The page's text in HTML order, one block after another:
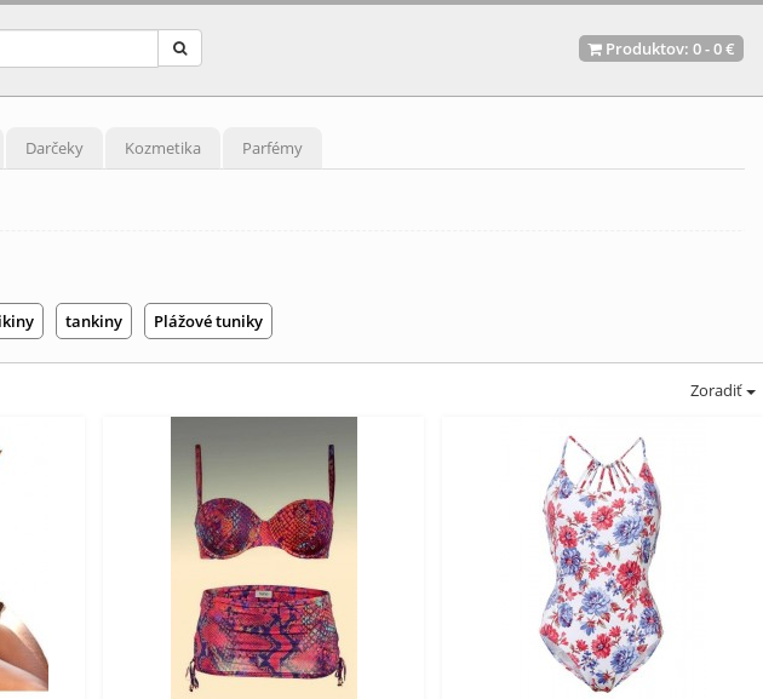
Produktov: 0-0 €
Darčeky Kozmetika Parfémy
tankiny Plážové tuniky
Zoradiť